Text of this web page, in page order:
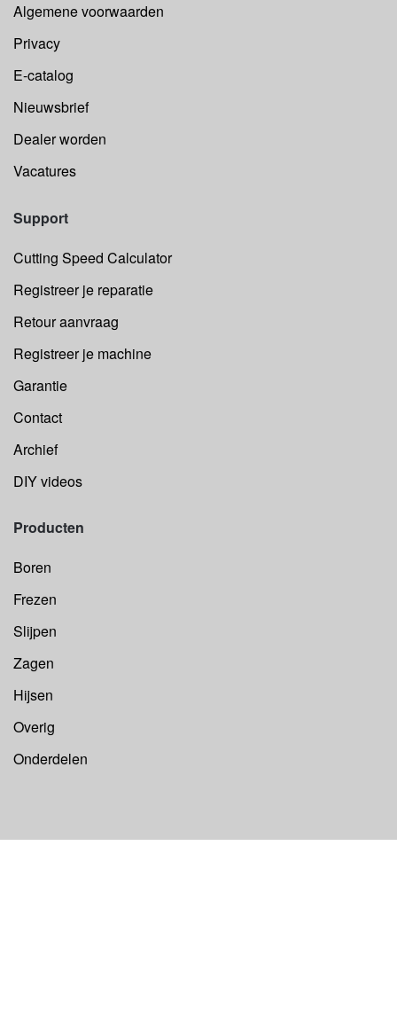
Algemene voorwaarden
Privacy
E-catalog
Nieuwsbrief
Dealer worden
Vacatures
Support
Cutting Speed Calculator
Registreer je reparatie
Retour aanvraag
Registreer je machine
Garantie
Contact
Archief
DIY videos
Producten
Boren
Frezen
Slijpen
Zagen
Hijsen
Overig
Onderdelen